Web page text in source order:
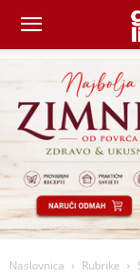
Naslovnica Rubrike